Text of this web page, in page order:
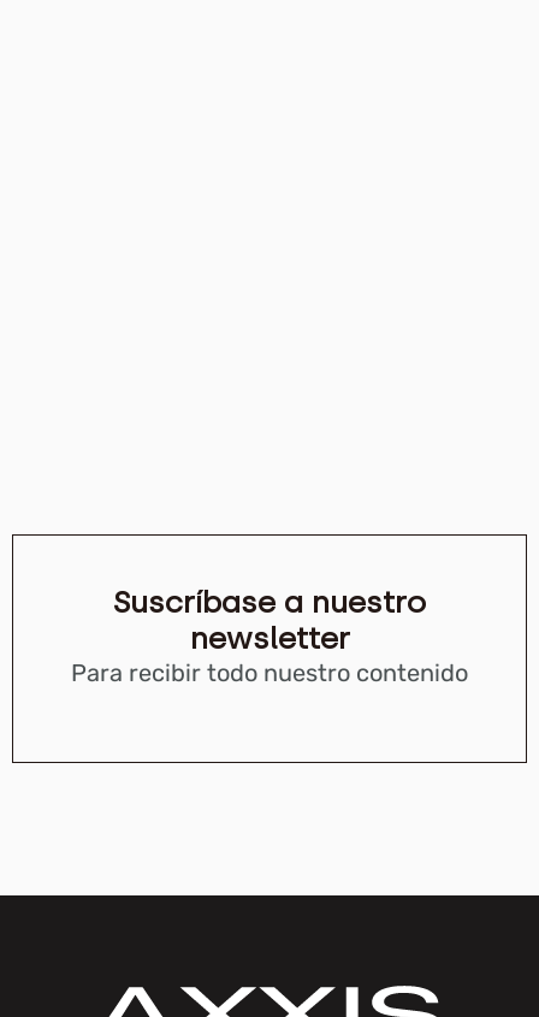
Suscríbase a nuestro
newsletter
Para recibir todo nuestro contenido